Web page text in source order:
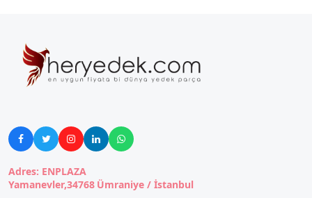
    
Adres: ENPLAZA
Yamanevler,34768 Ümraniye / İstanbul